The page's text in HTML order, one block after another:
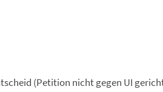
(Petition nicht gegen UI